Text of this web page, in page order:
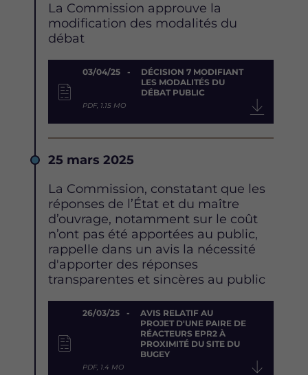
Description
La Commission approuve la
modification des modalités du
débat
Document
03/04/25
DÉCISION 7 MODIFIANT
LES MODALITÉS DU
DÉBAT PUBLIC
PDF, 1.15 MO
Date
25 mars 2025
Description
La Commission, constatant que les
réponses de l’État et du maître
d’ouvrage, notamment sur le coût
n’ont pas été apportées au public,
rappelle dans un avis la nécessité
d'apporter des réponses
transparentes et sincères au public
Document
26/03/25
AVIS RELATIF AU
PROJET D'UNE PAIRE DE
RÉACTEURS EPR2 À
PROXIMITÉ DU SITE DU
BUGEY
PDF, 1.4 MO